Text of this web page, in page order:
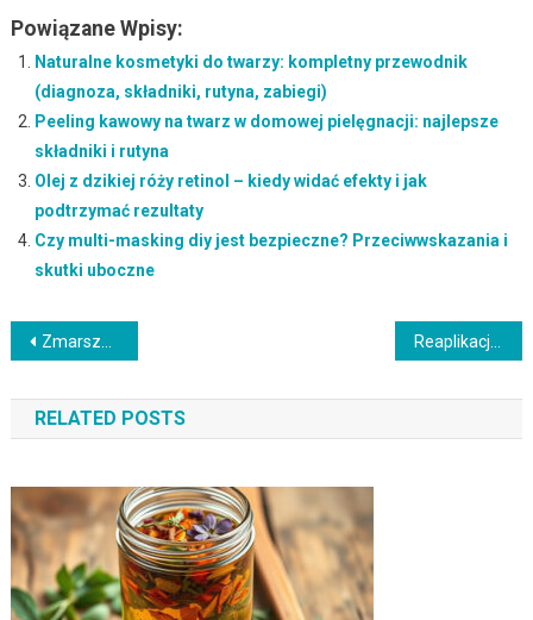
Powiązane Wpisy:
Naturalne kosmetyki do twarzy: kompletny przewodnik
(diagnoza, składniki, rutyna, zabiegi)
Peeling kawowy na twarz w domowej pielęgnacji: najlepsze
składniki i rutyna
Olej z dzikiej róży retinol – kiedy widać efekty i jak
podtrzymać rezultaty
Czy multi-masking diy jest bezpieczne? Przeciwwskazania i
skutki uboczne
Nawigacja
wpisu
Zmarszczki mimiczne: przyczyny, objawy i skuteczne rozwiązania (z czym łączyć: Pielęgnacja skóry dojrzałej)
RELATED POSTS